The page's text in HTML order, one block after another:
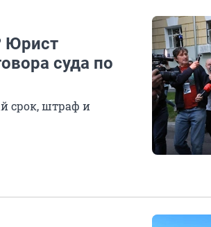
Юрист
суда по
срок, штраф и